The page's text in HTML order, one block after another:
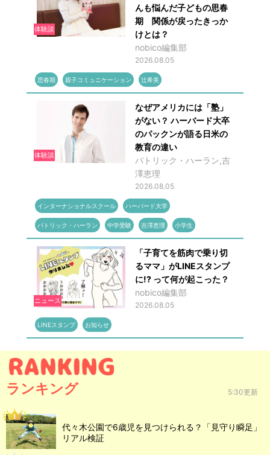
体験談
んも悩んだ子どもの思春
期 関係が戻ったきっか
けとは？
nobico編集部
2026.08.05
思春期 親子コミュニケーション 辻希美
体験談
なぜアメリカには「塾」
がない？ ハーバード大卒
のパックンが語る日米の
教育の違い
パトリック・ハーラン,吉
澤恵理
2026.08.05
インターナショナルスクール ハーバード大学
パトリック・ハーラン 中学受験 吉澤恵理 小学生
ニュース
「子育てを筋肉で乗り切
るママ」がLINEスタンプ
に!? って何が起こった？
nobico編集部
2026.08.05
LINEスタンプ お知らせ
ランキング 5:30更新
代々木公園で6歳児を見つけられる？「見守り瞬足」
リアル検証